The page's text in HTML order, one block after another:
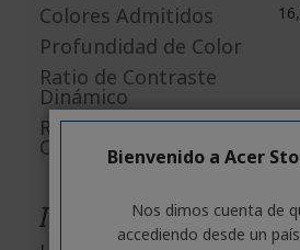
Colores Admitidos
Profundidad de Color
Ratio de Contraste
Dinámico
Ratio de Contraste
Originario
Interfaces/puertos
Bienvenido a Acer
Nos dimos cuenta de
accediendo desde un